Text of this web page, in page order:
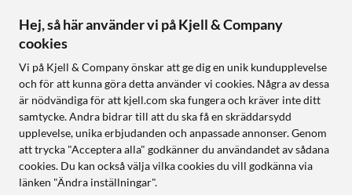
Följ oss
Handla från:
Sverige
Norge
Hej, så här använder vi på Kjell & Company
cookies
Vi på Kjell & Company önskar att ge dig en unik kundupplevelse
och för att kunna göra detta använder vi cookies. Några av dessa
är nödvändiga för att kjell.com ska fungera och kräver inte ditt
samtycke. Andra bidrar till att du ska få en skräddarsydd
upplevelse, unika erbjudanden och anpassade annonser. Genom
att trycka "Acceptera alla" godkänner du användandet av sådana
cookies. Du kan också välja vilka cookies du vill godkänna via
länken "Ändra inställningar".